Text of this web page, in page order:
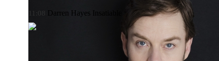
11:08 Darren Hayes Insatiable